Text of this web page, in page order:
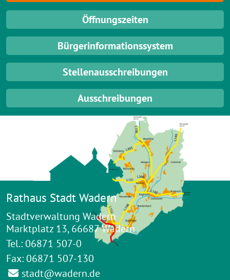
Öffnungszeiten
Bürgerinformationssystem
Stellenausschreibungen
Ausschreibungen
Rathaus Stadt Wadern
Stadtverwaltung Wadern
Marktplatz 13, 66687 Wadern
Tel.: 06871 507-0
Fax: 06871 507-130
stadt@wadern.de